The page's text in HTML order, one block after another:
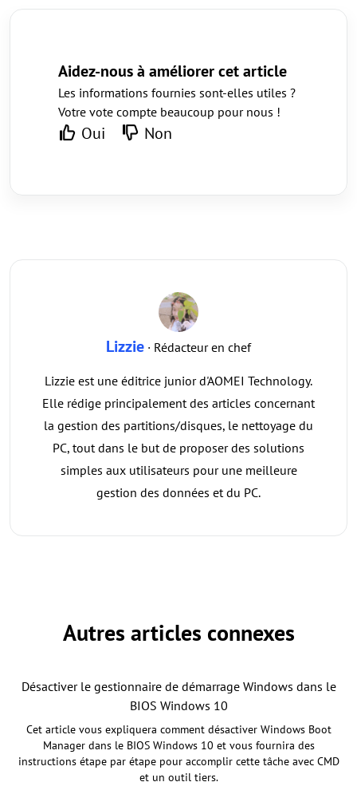
Aidez-nous à améliorer cet article
Les informations fournies sont-elles utiles ?
Votre vote compte beaucoup pour nous !
Oui Non
Lizzie · Rédacteur en chef
Lizzie est une éditrice junior d'AOMEI Technology.
Elle rédige principalement des articles concernant
la gestion des partitions/disques, le nettoyage du
PC, tout dans le but de proposer des solutions
simples aux utilisateurs pour une meilleure
gestion des données et du PC.
Autres articles connexes
Désactiver le gestionnaire de démarrage Windows dans le
BIOS Windows 10
Cet article vous expliquera comment désactiver Windows Boot
Manager dans le BIOS Windows 10 et vous fournira des
instructions étape par étape pour accomplir cette tâche avec CMD
et un outil tiers.